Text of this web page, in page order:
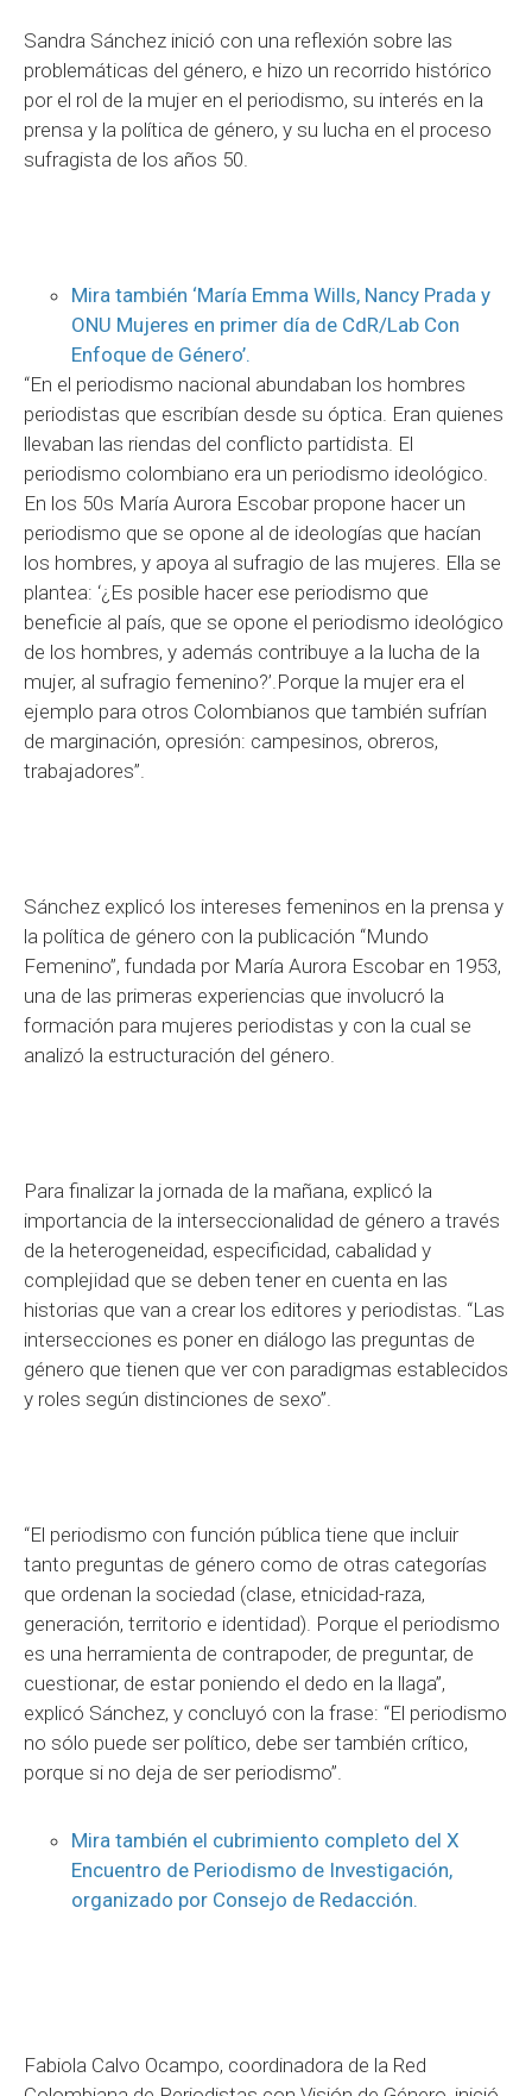
Sandra Sánchez inició con una reflexión sobre las
problemáticas del género, e hizo un recorrido histórico
por el rol de la mujer en el periodismo, su interés en la
prensa y la política de género, y su lucha en el proceso
sufragista de los años 50.
Mira también ‘María Emma Wills, Nancy Prada y
ONU Mujeres en primer día de CdR/Lab Con
Enfoque de Género’.
“En el periodismo nacional abundaban los hombres
periodistas que escribían desde su óptica. Eran quienes
llevaban las riendas del conflicto partidista. El
periodismo colombiano era un periodismo ideológico.
En los 50s María Aurora Escobar propone hacer un
periodismo que se opone al de ideologías que hacían
los hombres, y apoya al sufragio de las mujeres. Ella se
plantea: ‘¿Es posible hacer ese periodismo que
beneficie al país, que se opone el periodismo ideológico
de los hombres, y además contribuye a la lucha de la
mujer, al sufragio femenino?’.Porque la mujer era el
ejemplo para otros Colombianos que también sufrían
de marginación, opresión: campesinos, obreros,
trabajadores”.
Sánchez explicó los intereses femeninos en la prensa y
la política de género con la publicación “Mundo
Femenino”, fundada por María Aurora Escobar en 1953,
una de las primeras experiencias que involucró la
formación para mujeres periodistas y con la cual se
analizó la estructuración del género.
Para finalizar la jornada de la mañana, explicó la
importancia de la interseccionalidad de género a través
de la heterogeneidad, especificidad, cabalidad y
complejidad que se deben tener en cuenta en las
historias que van a crear los editores y periodistas. “Las
intersecciones es poner en diálogo las preguntas de
género que tienen que ver con paradigmas establecidos
y roles según distinciones de sexo”.
“El periodismo con función pública tiene que incluir
tanto preguntas de género como de otras categorías
que ordenan la sociedad (clase, etnicidad-raza,
generación, territorio e identidad). Porque el periodismo
es una herramienta de contrapoder, de preguntar, de
cuestionar, de estar poniendo el dedo en la llaga”,
explicó Sánchez, y concluyó con la frase: “El periodismo
no sólo puede ser político, debe ser también crítico,
porque si no deja de ser periodismo”.
Mira también el cubrimiento completo del X
Encuentro de Periodismo de Investigación,
organizado por Consejo de Redacción.
Fabiola Calvo Ocampo, coordinadora de la Red